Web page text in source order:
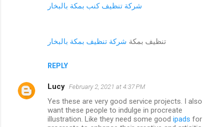
شركة تنظيف كنب بمكة بالبخار
تنظيف بمكة شركة تنظيف بمكة بالبخار
REPLY
Lucy February 2, 2021 at 4:37 PM
Yes these are very good service projects. I also
want these people to indulge in procreate
illustration. Like they need some good ipads for